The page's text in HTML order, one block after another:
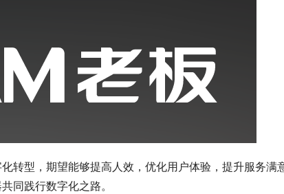
转型，期望能够提高人效，优化用户体验，提升服务满
同践行数字化之路。